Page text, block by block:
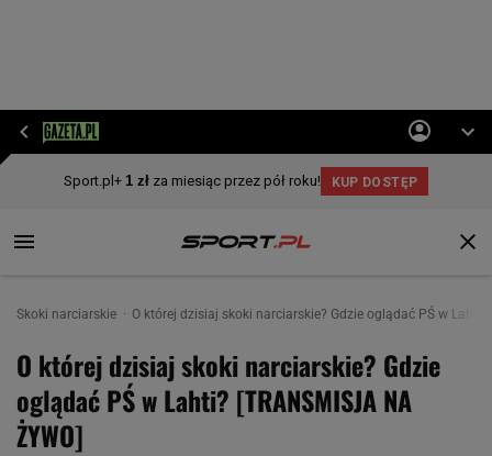
Skoki narciarskie O której dzisiaj skoki narciarskie? Gdzie oglądać PŚ w Lahti?
O której dzisiaj skoki narciarskie? Gdzie
oglądać PŚ w Lahti? [TRANSMISJA NA
ŻYWO]